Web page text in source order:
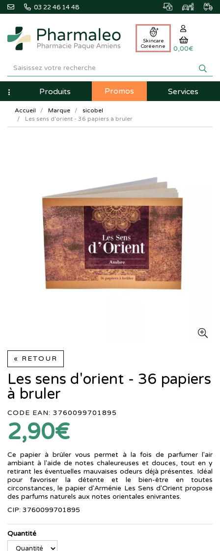
03 22 46 14 48
Pharmaleo
Pharmacie
Paque
Amiens
Skincare
Coréenne
0,00€
NavigationProduits Promos Services
Accueil Marque
sicobel
Les sens d'orient - 36 papiers à bruler
« RETOUR
Les sens d'orient - 36 papiers
à bruler
CODE EAN: 3760099701895
2,90€
Ce papier à brûler vous permet à la fois de parfumer l'air
ambiant à l'aide de notes chaleureuses et douces, tout en y
retirant les éventuelles mauvaises odeurs déjà présentes. Idéal
pour favoriser la détente et le bien-être en toutes
circonstances, le papier d'Arménie Les Sens d'Orient propose
des parfums naturels aux notes orientales enivrantes.
CIP: 3760099701895
Quantité